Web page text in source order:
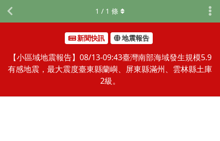
新聞快訊 地震報告
【小區域地震報告】08/13-09:43臺灣南部海域發生規模5.9
有感地震，最大震度臺東縣蘭嶼、屏東縣滿州、雲林縣土庫
2級。
1 / 1 條